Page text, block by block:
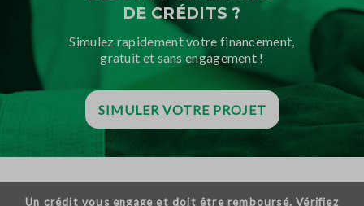
DE CRÉDITS ?
Simulez rapidement votre financement,
gratuit et sans engagement !
SIMULER VOTRE PROJET
Un crédit vous engage et doit être remboursé. Vérifiez